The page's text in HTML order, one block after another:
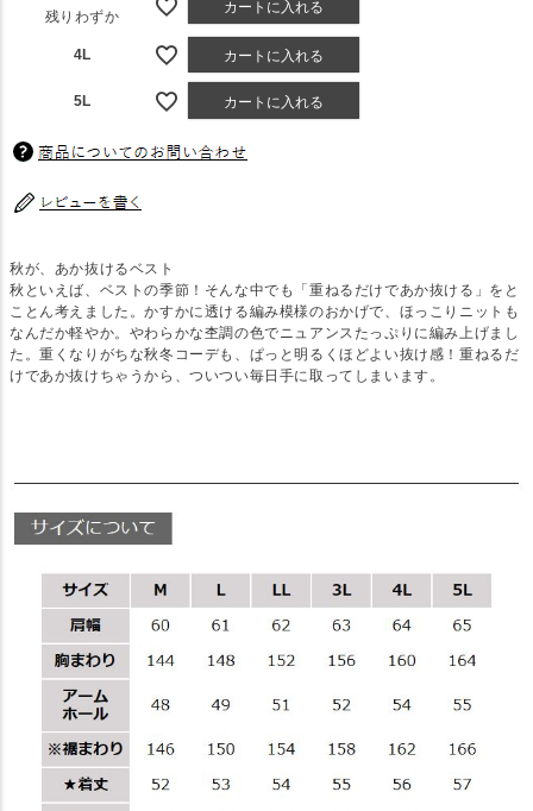
残りわずか
カートに入れる
4L カートに入れる
5L カートに入れる
秋が、あか抜けるベスト
秋といえば、ベストの季節！そんな中でも「重ねるだけであか抜ける」をと
ことん考えました。かすかに透ける編み模様のおかげで、ほっこりニットも
なんだか軽やか。やわらかな杢調の色でニュアンスたっぷりに編み上げまし
た。重くなりがちな秋冬コーデも、ぱっと明るくほどよい抜け感！重ねるだ
けであか抜けちゃうから、ついつい毎日手に取ってしまいます。